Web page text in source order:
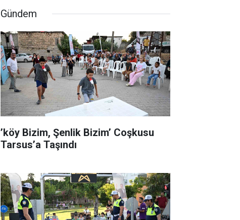
Gündem
’köy Bizim, Şenlik Bizim’ Coşkusu
Tarsus’a Taşındı